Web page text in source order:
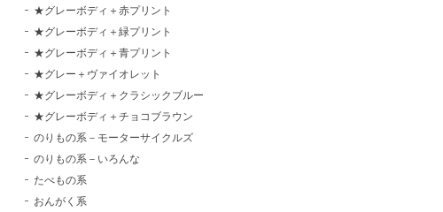
★グレーボディ＋赤プリント
★グレーボディ＋緑プリント
★グレーボディ＋青プリント
★グレー＋ヴァイオレット
★グレーボディ＋クラシックブルー
★グレーボディ＋チョコブラウン
のりもの系－モーターサイクルズ
のりもの系－いろんな
たべもの系
おんがく系